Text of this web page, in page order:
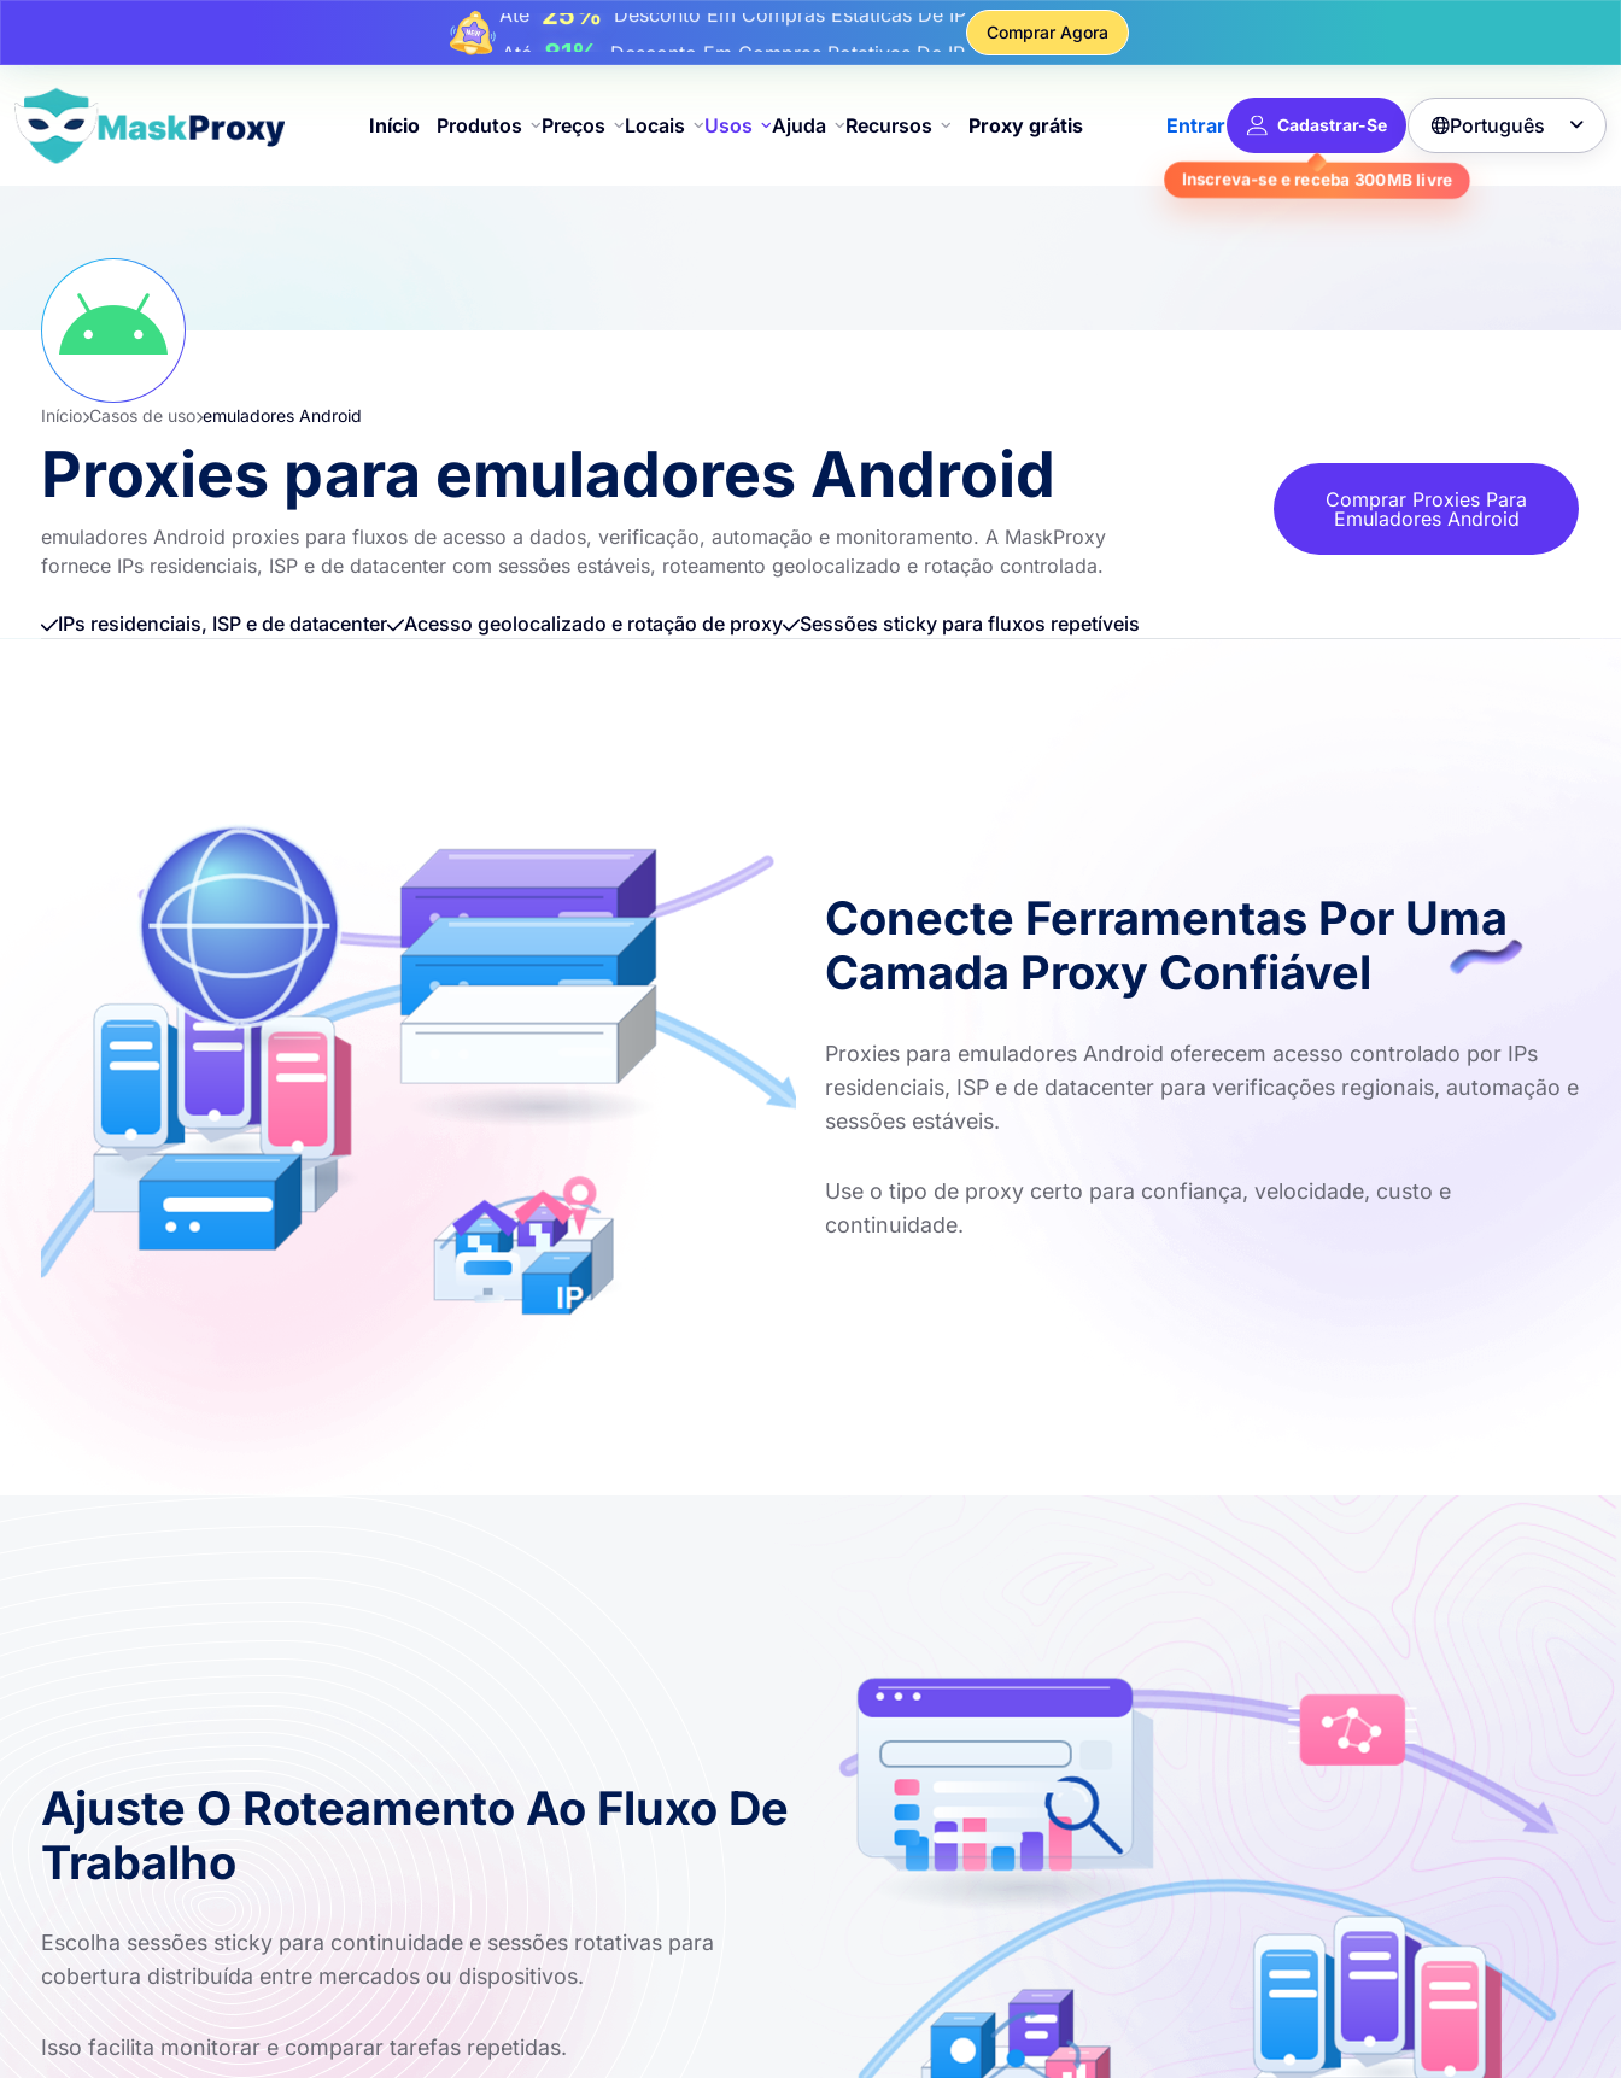
Até17% De Desconto Bônus Em Recargas
Até25%Desconto Em Compras Estáticas De IP
Comprar Agora
Início Produtos Preços Locais Usos Ajuda Recursos Proxy grátis Entrar Cadastrar-Se
Inscreva-se e receba 300MBlivre
Português 
Início Casos de uso emuladores Android
Proxies para emuladores Android
emuladores Android proxies para fluxos de acesso a dados, verificação, automação e monitoramento. A MaskProxy
fornece IPs residenciais, ISP e de datacenter com sessões estáveis, roteamento geolocalizado e rotação controlada.
Comprar Proxies Para
Emuladores Android
IPs residenciais, ISP e de datacenter Acesso geolocalizado e rotação de proxy Sessões sticky para fluxos repetíveis
Conecte Ferramentas Por Uma
Camada Proxy Confiável
Proxies para emuladores Android oferecem acesso controlado por IPs
residenciais, ISP e de datacenter para verificações regionais, automação e
sessões estáveis.
Use o tipo de proxy certo para confiança, velocidade, custo e
continuidade.
Ajuste O Roteamento Ao Fluxo De
Trabalho
Escolha sessões sticky para continuidade e sessões rotativas para
cobertura distribuída entre mercados ou dispositivos.
Isso facilita monitorar e comparar tarefas repetidas.